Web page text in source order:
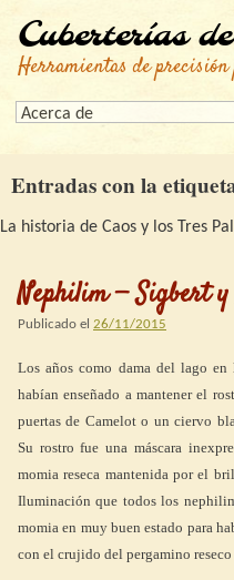
Cuberterías
Herramientas de
Entradas con la
La historia de Caos y los Tres
Nephilim — Sigbert
Publicado el 26/11/2015
Los años como dama del lago
habían enseñado a mantener el
puertas de Camelot o un ciervo
Su rostro fue una máscara
momia reseca mantenida por el
Iluminación que todos los
momia en muy buen estado para
con el crujido del pergamino